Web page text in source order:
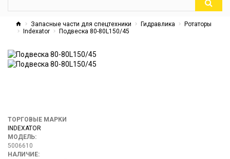
Запасные части для спецтехники Гидравлика
Ротаторы
Indexator
Подвеска 80-80L150/45
ТОРГОВЫЕ МАРКИ
INDEXATOR
МОДЕЛЬ:
5006610
НАЛИЧИЕ: